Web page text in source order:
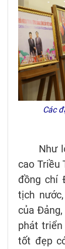
Các
Như lời
cao Triều
đồng chí
tịch
của
phát
tốt đẹp